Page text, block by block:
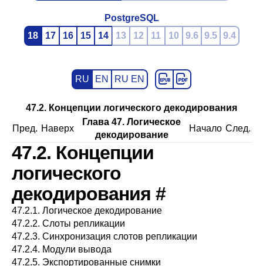
PostgreSQL
18
17 16 15 14 13 12 11 10 9.6 9.5 9.4
RU EN RU EN
47.2. Концепции логического декодирования
Пред. Наверх
Глава 47. Логическое
декодирование
Начало След.
47.2. Концепции
логического
декодирования #
47.2.1. Логическое декодирование
47.2.2. Слоты репликации
47.2.3. Синхронизация слотов репликации
47.2.4. Модули вывода
47.2.5. Экспортированные снимки